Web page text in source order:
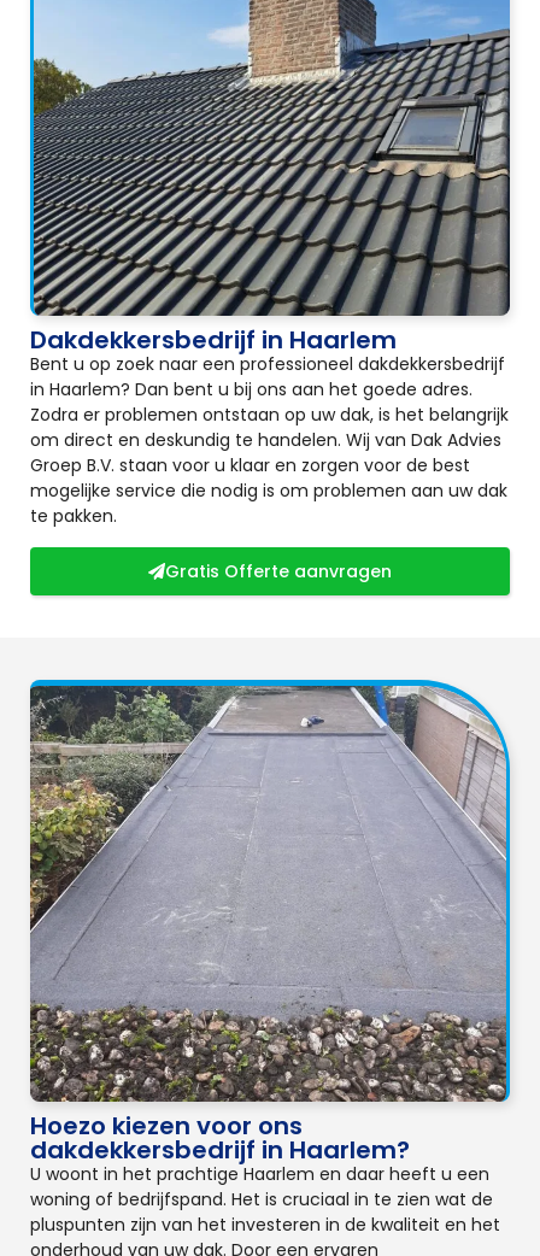
Dakdekkersbedrijf in Haarlem
Bent u op zoek naar een professioneel dakdekkersbedrijf
in Haarlem? Dan bent u bij ons aan het goede adres.
Zodra er problemen ontstaan op uw dak, is het belangrijk
om direct en deskundig te handelen. Wij van Dak Advies
Groep B.V. staan voor u klaar en zorgen voor de best
mogelijke service die nodig is om problemen aan uw dak
te pakken.
Gratis Offerte aanvragen
Hoezo kiezen voor ons
dakdekkersbedrijf in Haarlem?
U woont in het prachtige Haarlem en daar heeft u een
woning of bedrijfspand. Het is cruciaal in te zien wat de
pluspunten zijn van het investeren in de kwaliteit en het
onderhoud van uw dak. Door een ervaren